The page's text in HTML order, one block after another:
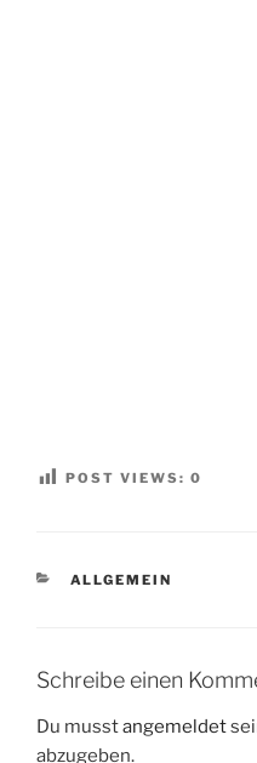
POST VIEWS: 0
KATEGORIEN
ALLGEMEIN
Schreibe einen
Du musstangemeldet
abzugeben.